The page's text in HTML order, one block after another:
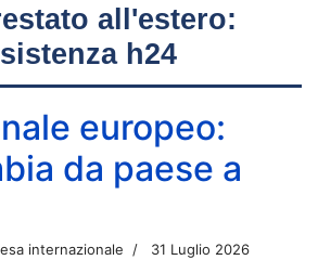
all'estero:
h24
europeo:
da paese a
internazionale 31 Luglio 2026